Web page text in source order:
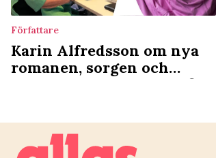
Författare
Karin Alfredsson om nya
romanen, sorgen och
vägen tillbaka: Teatern fick